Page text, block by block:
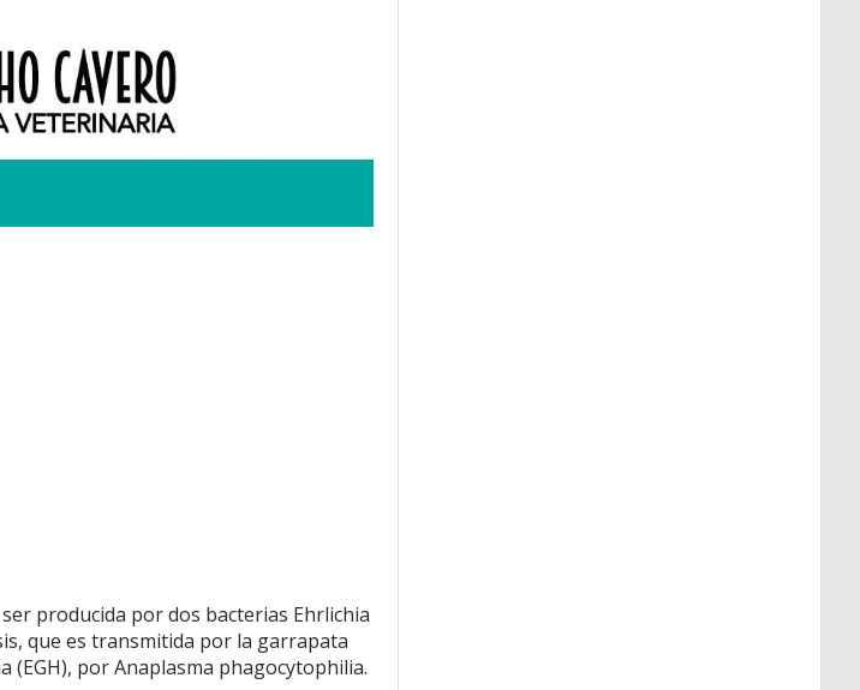
producida por dos bacterias Ehrlichia
que es transmitida por la garrapata
(EGH), por Anaplasma phagocytophilia.